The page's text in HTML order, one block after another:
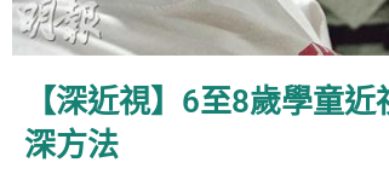
【深近視】6至8歲學童
深方法